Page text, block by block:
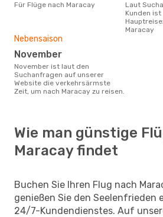
Für Flüge nach Maracay
Laut Suchanfragen unserer
Kunden ist
Maracay
Nebensaison
November
November ist laut den
Suchanfragen auf unserer
Website die verkehrsärmste
Zeit, um nach Maracay zu reisen.
Wie man günstige
Maracay findet
Buchen Sie Ihren Flug nach
genießen Sie den Seelenfrieden
24/7-Kundendienstes. Auf